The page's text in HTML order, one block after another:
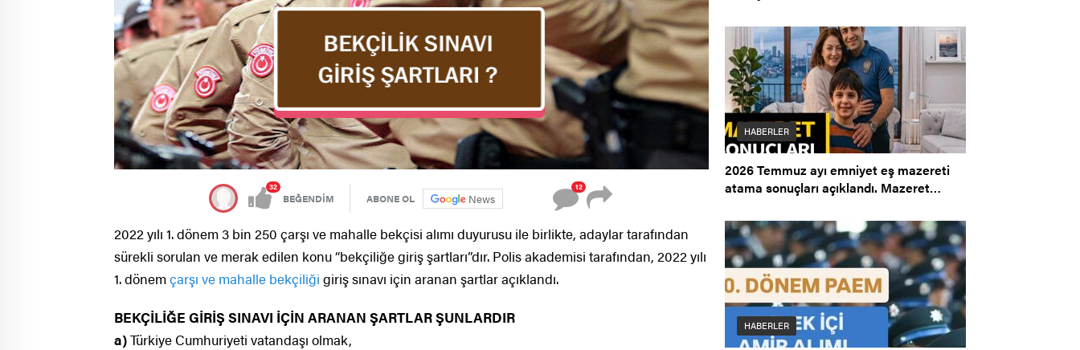
32
BEĞENDİM ABONE OL News
12
2022 yılı 1. dönem 3 bin 250 çarşı ve mahalle bekçisi alımı duyurusu ile birlikte, adaylar tarafından
sürekli sorulan ve merak edilen konu “bekçiliğe giriş şartları”dır. Polis akademisi tarafından, 2022 yılı
1. dönemçarşı ve mahalle bekçiliği giriş sınavı için aranan şartlar açıklandı.
BEKÇİLİĞE GİRİŞ SINAVI İÇİN ARANAN ŞARTLAR ŞUNLARDIR
a)Türkiye Cumhuriyeti vatandaşı olmak,
HABERLER
2026 Temmuz ayı emniyet eş mazereti
atama sonuçları açıklandı. Mazeret
HABERLER